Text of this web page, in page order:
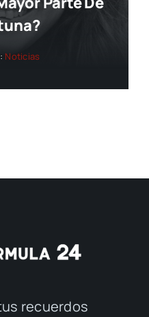
Noticias
recuerdos